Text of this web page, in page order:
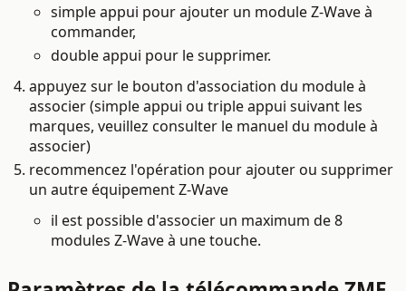
simple appui pour ajouter un module Z-Wave à
commander,
double appui pour le supprimer.
appuyez sur le bouton d'association du module à
associer (simple appui ou triple appui suivant les
marques, veuillez consulter le manuel du module à
associer)
recommencez l'opération pour ajouter ou supprimer
un autre équipement Z-Wave
il est possible d'associer un maximum de 8
modules Z-Wave à une touche.